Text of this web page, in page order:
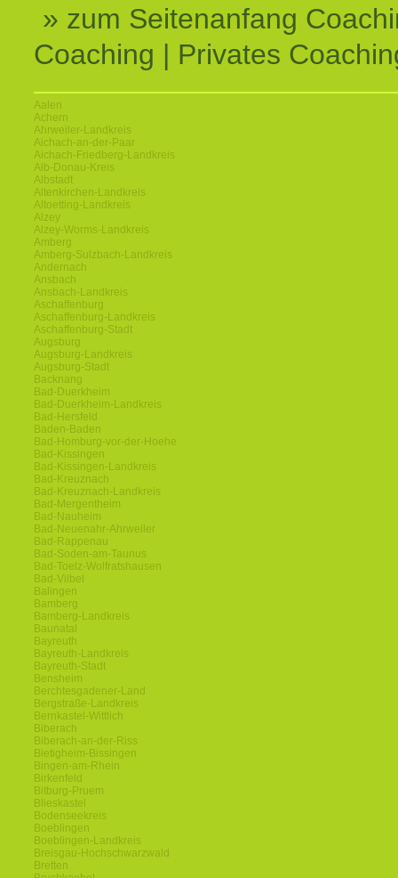
» zum Seitenanfang
Coaching | Privates
Aalen
Achern
Ahrweiler-Landkreis
Aichach-an-der-Paar
Aichach-Friedberg-Landkreis
Alb-Donau-Kreis
Albstadt
Altenkirchen-Landkreis
Altoetting-Landkreis
Alzey
Alzey-Worms-Landkreis
Amberg
Amberg-Sulzbach-Landkreis
Andernach
Ansbach
Ansbach-Landkreis
Aschaffenburg
Aschaffenburg-Landkreis
Aschaffenburg-Stadt
Augsburg
Augsburg-Landkreis
Augsburg-Stadt
Backnang
Bad-Duerkheim
Bad-Duerkheim-Landkreis
Bad-Hersfeld
Baden-Baden
Bad-Homburg-vor-der-Hoehe
Bad-Kissingen
Bad-Kissingen-Landkreis
Bad-Kreuznach
Bad-Kreuznach-Landkreis
Bad-Mergentheim
Bad-Nauheim
Bad-Neuenahr-Ahrweiler
Bad-Rappenau
Bad-Soden-am-Taunus
Bad-Toelz-Wolfratshausen
Bad-Vilbel
Balingen
Bamberg
Bamberg-Landkreis
Baunatal
Bayreuth
Bayreuth-Landkreis
Bayreuth-Stadt
Bensheim
Berchtesgadener-Land
Bergstraße-Landkreis
Bernkastel-Wittlich
Biberach
Biberach-an-der-Riss
Bietigheim-Bissingen
Bingen-am-Rhein
Birkenfeld
Bitburg-Pruem
Blieskastel
Bodenseekreis
Boeblingen
Boeblingen-Landkreis
Breisgau-Hochschwarzwald
Bretten